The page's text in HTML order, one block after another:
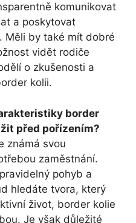
komunikovat
a poskytovat
Měli by také mít dobré
vidět rodiče
o zkušenosti a
kolii.
border
před pořízením?
známá svou
zaměstnání.
pohyb a
hledáte tvora, který
život, border kolie
Je však důležité